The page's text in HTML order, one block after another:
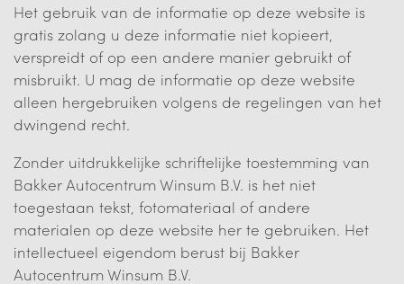
Het gebruik van de informatie op deze website is
gratis zolang u deze informatie niet kopieert,
verspreidt of op een andere manier gebruikt of
misbruikt. U mag de informatie op deze website
alleen hergebruiken volgens de regelingen van het
dwingend recht.
Zonder uitdrukkelijke schriftelijke toestemming van
Bakker Autocentrum Winsum B.V. is het niet
toegestaan tekst, fotomateriaal of andere
materialen op deze website her te gebruiken. Het
intellectueel eigendom berust bij Bakker
Autocentrum Winsum B.V.